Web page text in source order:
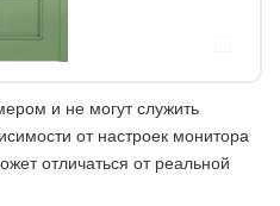
и не могут служить
от настроек монитора
отличаться от реальной